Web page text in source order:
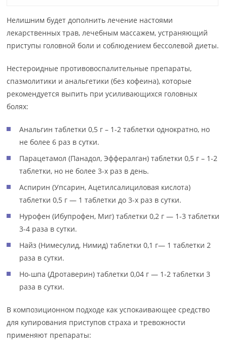
Нелишним будет дополнить лечение настоями
лекарственных трав, лечебным массажем, устраняющий
приступы головной боли и соблюдением бессолевой диеты.
Нестероидные противовоспалительные препараты,
спазмолитики и анальгетики (без кофеина), которые
рекомендуется выпить при усиливающихся головных
болях:
Анальгин таблетки 0,5 г – 1-2 таблетки однократно, но
не более 6 раз в сутки.
Парацетамол (Панадол, Эффералган) таблетки 0,5 г – 1-2
таблетки, но не более 3-х раз в день.
Аспирин (Упсарин, Ацетилсалициловая кислота)
таблетки 0,5 г — 1 таблетки до 3-х раз в сутки.
Нурофен (Ибупрофен, Миг) таблетки 0,2 г — 1-3 таблетки
3-4 раза в сутки.
Найз (Нимесулид, Нимид) таблетки 0,1 г— 1 таблетки 2
раза в сутки.
Но-шпа (Дротаверин) таблетки 0,04 г — 1-2 таблетки 3
раза в сутки.
В композиционном подходе как успокаивающее средство
для купирования приступов страха и тревожности
применяют препараты: